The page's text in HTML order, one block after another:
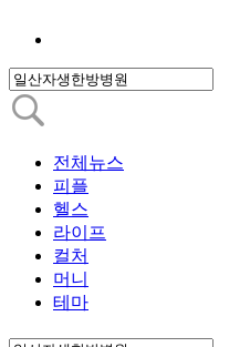
전체뉴스
피플
헬스
라이프
컬처
머니
테마